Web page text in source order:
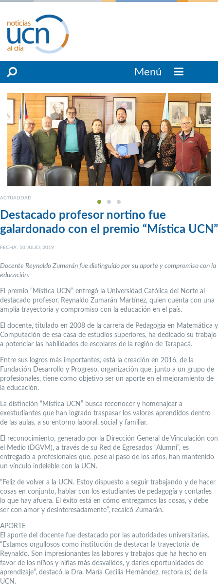
Menú
ACTUALIDAD
Destacado profesor nortino fue
galardonado con el premio “Mística UCN”
FECHA: 10 JULIO, 2019
Docente Reynaldo Zumarán fue distinguido por su aporte y compromiso con la
educación.
El premio “Mística UCN” entregó la Universidad Católica del Norte al
destacado profesor, Reynaldo Zumarán Martínez, quien cuenta con una
amplia trayectoria y compromiso con la educación en el país.
El docente, titulado en 2008 de la carrera de Pedagogía en Matemática y
Computación de esa casa de estudios superiores, ha dedicado su trabajo
a potenciar las habilidades de escolares de la región de Tarapacá.
Entre sus logros más importantes, está la creación en 2016, de la
Fundación Desarrollo y Progreso, organización que, junto a un grupo de
profesionales, tiene como objetivo ser un aporte en el mejoramiento de
la educación.
La distinción “Mística UCN” busca reconocer y homenajear a
exestudiantes que han logrado traspasar los valores aprendidos dentro
de las aulas, a su entorno laboral, social y familiar.
El reconocimiento, generado por la Dirección General de Vinculación con
el Medio (DGVM), a través de su Red de Egresados “Alumni”, es
entregado a profesionales que, pese al paso de los años, han mantenido
un vínculo indeleble con la UCN.
“Feliz de volver a la UCN. Estoy dispuesto a seguir trabajando y de hacer
cosas en conjunto, hablar con los estudiantes de pedagogía y contarles
lo que hay afuera. El éxito está en cómo entregamos las cosas, y debe
ser con amor y desinteresadamente”, recalcó Zumarán.
APORTE
El aporte del docente fue destacado por las autoridades universitarias.
“Estamos orgullosos como institución de destacar la trayectoria de
Reynaldo. Son impresionantes las labores y trabajos que ha hecho en
favor de los niños y niñas más desvalidos, y darles oportunidades de
aprendizaje”, destacó la Dra. María Cecilia Hernández, rectora (s) de la
UCN.